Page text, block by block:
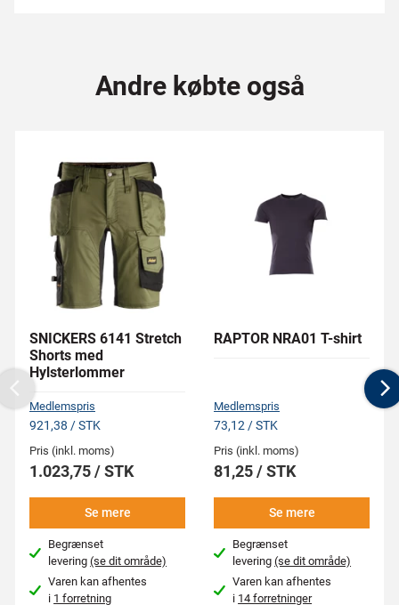
Andre købte også
SNICKERS 6141 Stretch
Shorts med
Hylsterlommer
Medlemspris
921,38 / STK
Pris (inkl. moms)
1.023,75 / STK
Se mere
Begrænset
levering(se dit område)
Varen kan afhentes
i 1 forretning
RAPTOR NRA01 T-shirt
Medlemspris
73,12 / STK
Pris (inkl. moms)
81,25 / STK
Se mere
Begrænset
levering(se dit område)
Varen kan afhentes
i 14 forretninger
Previous